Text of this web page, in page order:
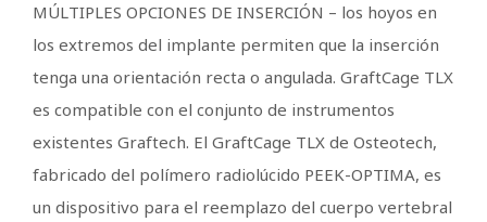
MÚLTIPLES OPCIONES DE INSERCIÓN – los hoyos en
los extremos del implante permiten que la inserción
tenga una orientación recta o angulada. GraftCage TLX
es compatible con el conjunto de instrumentos
existentes Graftech. El GraftCage TLX de Osteotech,
fabricado del polímero radiolúcido PEEK-OPTIMA, es
un dispositivo para el reemplazo del cuerpo vertebral